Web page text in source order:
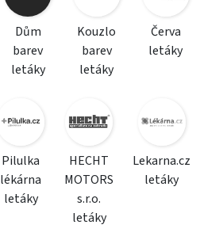
Dům
barev
letáky
Kouzlo
barev
letáky
Červa
letáky
Pilulka
lékárna
letáky
HECHT
MOTORS
s.r.o.
letáky
Lekarna.cz
letáky